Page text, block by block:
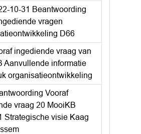
10-31 Beantwoording
vragen
D66
ingediende vraag van
Aanvullende informatie
organisatieontwikkeling
Vooraf
vraag 20 MooiKB
Strategische visie Kaag